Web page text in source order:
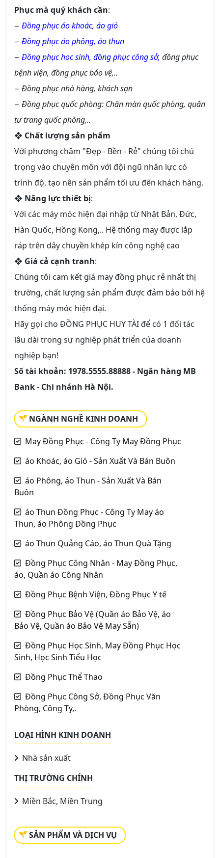
Phục mà quý khách cần:
− Đồng phục áo khoác, áo gió
− Đồng phục áo phông, áo thun
− Đồng phục học sinh, đồng phục công sở, đồng phục
bệnh viện, đồng phục bảo vệ,..
− Đồng phục nhà hàng, khách sạn
− Đồng phục quốc phòng: Chăn màn quốc phòng, quân
tư trang quốc phòng,..
❖ Chất lượng sản phẩm
Với phương châm "Đẹp - Bền - Rẻ" chúng tôi chú
trọng vào chuyên môn với đội ngũ nhân lực có
trình độ, tạo nên sản phẩm tối ưu đến khách hàng.
❖ Năng lực thiết bị:
Với các máy móc hiện đại nhập từ Nhật Bản, Đức,
Hàn Quốc, Hồng Kong,.. Hệ thống may được lắp
ráp trên dây chuyền khép kín công nghệ cao
❖ Giá cả cạnh tranh:
Chúng tôi cam kết giá may đồng phục rẻ nhất thị
trường, chất lượng sản phẩm được đảm bảo bởi hệ
thống máy móc hiện đại.
Hãy gọi cho ĐỒNG PHỤC HUY TÀIđể có 1 đối tác
lâu dài trong sự nghiệp phát triển của doanh
nghiệp bạn!
Số tài khoản: 1978.5555.88888 - Ngân hàng MB
Bank - Chi nhánh Hà Nội.
NGÀNH NGHỀ KINH DOANH
May Đồng Phục - Công Ty May Đồng Phục
áo Khoác, áo Gió - Sản Xuất Và Bán Buôn
áo Phông, áo Thun - Sản Xuất Và Bán
Buôn
áo Thun Đồng Phục - Công Ty May áo
Thun, áo Phông Đồng Phục
áo Thun Quảng Cáo, áo Thun Quà Tặng
Đồng Phục Công Nhân - May Đồng Phục,
áo, Quần áo Công Nhân
Đồng Phục Bệnh Viện, Đồng Phục Y tế
Đồng Phục Bảo Vệ (Quần áo Bảo Vệ, áo
Bảo Vệ, Quần áo Bảo Vệ May Sẵn)
Đồng Phục Học Sinh, May Đồng Phục Học
Sinh, Học Sinh Tiểu Học
Đồng Phục Thể Thao
Đồng Phục Công Sở, Đồng Phục Văn
Phòng, Công Ty,.
LOẠI HÌNH KINH DOANH
Nhà sản xuất
THỊ TRƯỜNG CHÍNH
Miền Bắc, Miền Trung
SẢN PHẨM VÀ DỊCH VỤ